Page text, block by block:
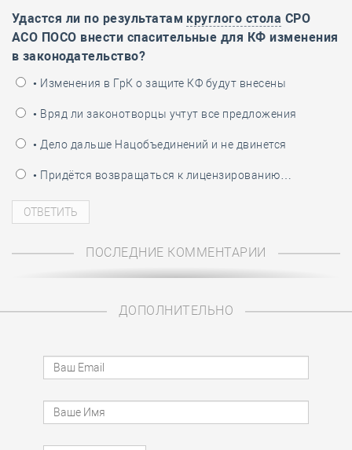
Удастся ли по результатам круглого стола СРО
АСО ПОСО внести спасительные для КФ изменения
в законодательство?
• Изменения в ГрК о защите КФ будут внесены
• Вряд ли законотворцы учтут все предложения
• Дело дальше Нацобъединений и не двинется
• Придётся возвращаться к лицензированию…
ПОСЛЕДНИЕ КОММЕНТАРИИ
ДОПОЛНИТЕЛЬНО